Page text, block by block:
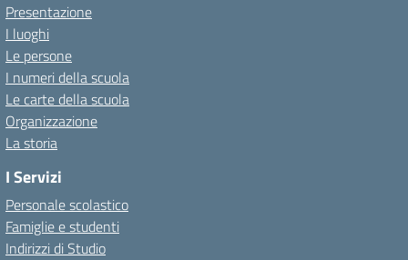
Presentazione
I luoghi
Le persone
I numeri della scuola
Le carte della scuola
Organizzazione
La storia
I Servizi
Personale scolastico
Famiglie e studenti
Indirizzi di Studio